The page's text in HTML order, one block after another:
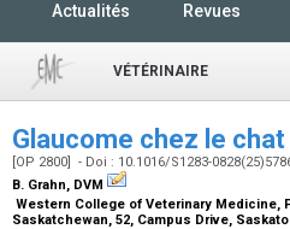
Actualités Revues
VÉTÉRINAIRE
Glaucome chez le chat
[OP 2800] - Doi : 10.1016/S1283-
B. Grahn, DVM
Western College of Veterinary Medicine,
Saskatchewan, 52, Campus Drive,